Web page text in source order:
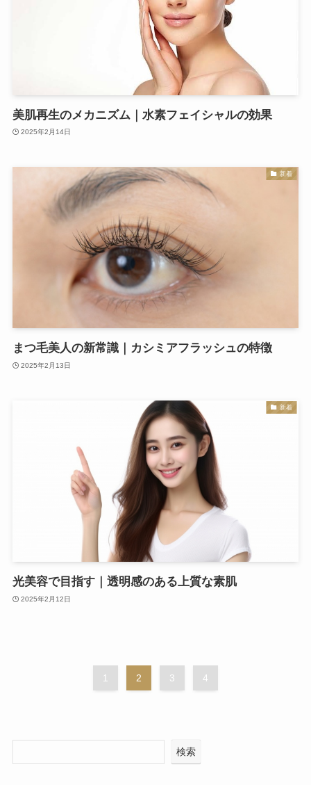
美肌再生のメカニズム｜水素フェイシャルの効果
2025年2月14日
新着
まつ毛美人の新常識｜カシミアフラッシュの特徴
2025年2月13日
新着
光美容で目指す｜透明感のある上質な素肌
2025年2月12日
1 2 3 4
検索